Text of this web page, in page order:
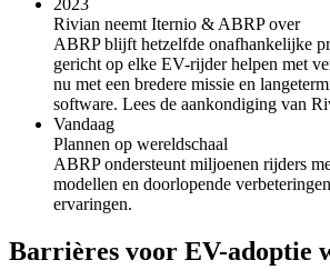
Rivian neemt Iternio & ABRP over
ABRP blijft hetzelfde onafhankelijke
gericht op elke EV-rijder helpen met
nu met een bredere missie en
software. Lees de aankondiging van
Vandaag
Plannen op wereldschaal
ABRP ondersteunt miljoenen rijders
modellen en doorlopende
ervaringen.
Barrières voor EV-adoptie